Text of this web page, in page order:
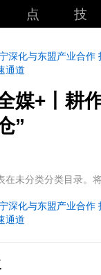
点
技
深化与东盟产业合作
通道
媒+丨耕
”
在未分类分类目录。
深化与东盟产业合作
通道